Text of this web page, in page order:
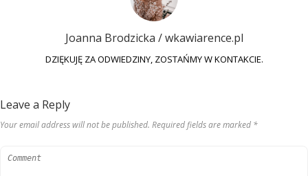
Joanna Brodzicka / wkawiarence.pl
DZIĘKUJĘ ZA ODWIEDZINY, ZOSTAŃMY W KONTAKCIE.
Leave a Reply
Your email address will not be published. Required fields are marked *